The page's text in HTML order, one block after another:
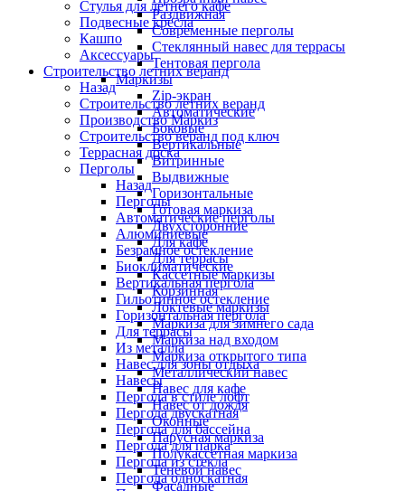
Раздвижная
Современные перголы
Стеклянный навес для террасы
Тентовая пергола
Маркизы
Zip-экран
Автоматические
Боковые
Вертикальные
Витринные
Выдвижные
Горизонтальные
Готовая маркиза
Двухсторонние
Для кафе
Для террасы
Кассетные маркизы
Корзинная
Локтевые маркизы
Маркиза для зимнего сада
Маркиза над входом
Маркиза открытого типа
Металлический навес
Навес для кафе
Навес от дождя
Оконные
Парусная маркиза
Полукассетная маркиза
Теневой навес
Фасадные
Стулья для летнего кафе
Подвесные кресла
Кашпо
Аксессуары
Строительство летних веранд
Назад
Строительство летних веранд
Производство Маркиз
Строительство веранд под ключ
Террасная доска
Перголы
Назад
Перголы
Автоматические перголы
Алюминиевые
Безрамное остекление
Биоклиматические
Вертикальная пергола
Гильотинное остекление
Горизонтальная пергола
Для террасы
Из металла
Навес для зоны отдыха
Навесы
Пергола в стиле лофт
Пергола двускатная
Пергола для бассейна
Пергола для парка
Пергола из стекла
Пергола односкатная